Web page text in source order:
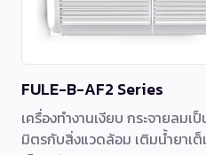
FULE-B-AF2 Series
เครื่องทำงานเงียบ กระจายลมเ
มิตรกับสิ่งแวดล้อม เติมน้ำยาเต็